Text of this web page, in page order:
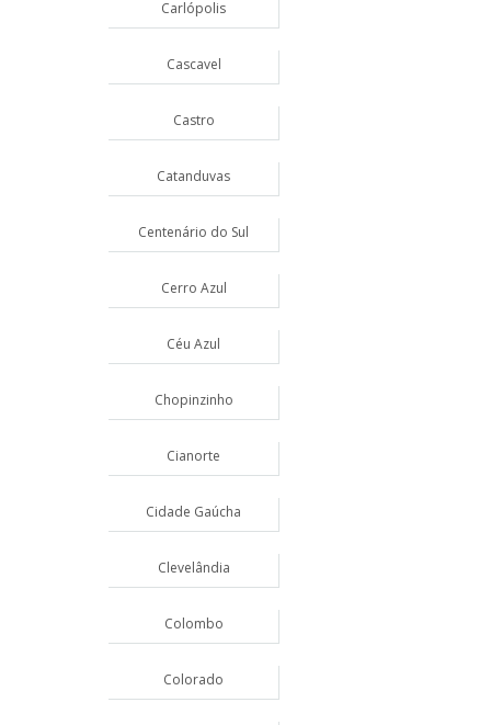
Carlópolis
Cascavel
Castro
Catanduvas
Centenário do Sul
Cerro Azul
Céu Azul
Chopinzinho
Cianorte
Cidade Gaúcha
Clevelândia
Colombo
Colorado